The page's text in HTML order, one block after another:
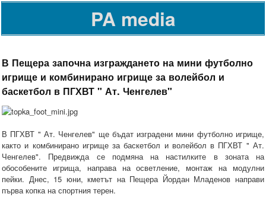
PA media
В Пещера започна изграждането на мини футболно
игрище и комбинирано игрище за волейбол и
баскетбол в ПГХВТ " Ат. Ченгелев"
В ПГХВТ " Ат. Ченгелев" ще бъдат изградени мини футболно игрище,
както и комбинирано игрище за баскетбол и волейбол в ПГХВТ " Ат.
Ченгелев". Предвижда се подмяна на настилките в зоната на
обособените игрища, направа на осветление, монтаж на модулни
пейки. Днес, 15 юни, кметът на Пещера Йордан Младенов направи
първа копка на спортния терен.